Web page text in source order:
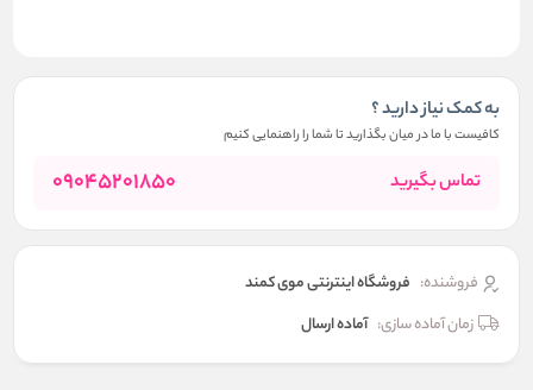
به کمک نیاز دارید ؟
کافیست با ما در میان بگذارید تا شما را راهنمایی کنیم
تماس بگیرید 09045201850
فروشنده: فروشگاه اینترنتی موی کمند
زمان آماده سازی: آماده ارسال